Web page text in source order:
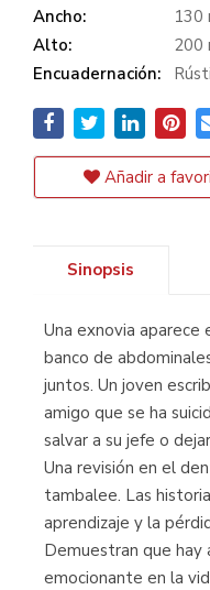
Ancho:
130
Alto:
200
Encuadernación:
Añadir a
Sinopsis
Una exnovia aparece
banco de
juntos. Un joven
amigo que se ha
salvar a su jefe o
Una revisión en el
tambalee. Las
aprendizaje y la
Demuestran que
emocionante en la